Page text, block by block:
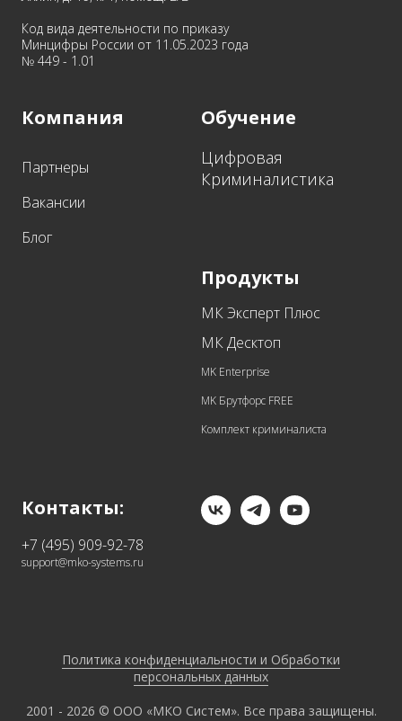
Код вида деятельности по приказу
Минцифры России от 11.05.2023 года
№ 449 - 1.01
Компания
Партнеры
Вакансии
Блог
Обучение
Цифровая
Криминалистика
Продукты
МК Эксперт Плюс
МК Десктоп
MK Enterprise
MK Брутфорс FREE
Комплект криминалиста
Контакты:
+7 (495) 909-92-78
support@mko-systems.ru
Политика конфиденциальности и Обработки
персональных данных
2001 - 2026 © ООО «МКО Систем». Все права защищены.